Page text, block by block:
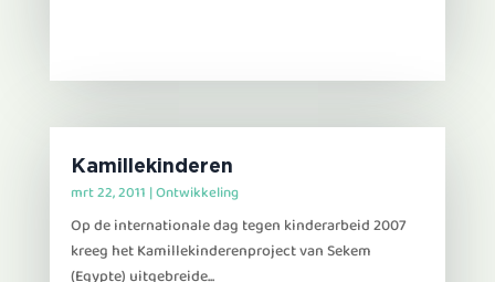
Kamillekinderen
mrt 22, 2011 |Ontwikkeling
Op de internationale dag tegen kinderarbeid 2007
kreeg het Kamillekinderenproject van Sekem
(Egypte) uitgebreide...